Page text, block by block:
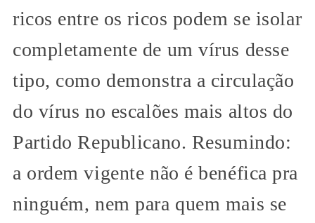
ricos entre os ricos podem se isolar
completamente de um vírus desse
tipo, como demonstra a circulação
do vírus no escalões mais altos do
Partido Republicano. Resumindo:
a ordem vigente não é benéfica pra
ninguém, nem para quem mais se